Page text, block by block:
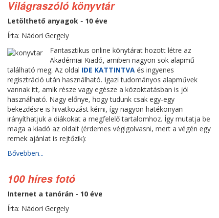
Világraszóló könyvtár
Letölthető anyagok - 10 éve
Írta: Nádori Gergely
Fantasztikus online könytárat hozott létre az
Akadémiai Kiadó, amiben nagyon sok alapmű
található meg. Az oldal IDE KATTINTVA és ingyenes
regisztráció után használható. Igazi tudományos alapművek
vannak itt, amik része vagy egésze a közoktatásban is jól
használható. Nagy előnye, hogy tudunk csak egy-egy
bekezdésre is hivatkozást kérni, így nagyon hatékonyan
irányíthatjuk a diákokat a megfelelő tartalomhoz. Így mutatja be
maga a kiadó az oldalt (érdemes végigolvasni, mert a végén egy
remek ajánlat is rejtőzik):
Bővebben...
100 híres fotó
Internet a tanórán - 10 éve
Írta: Nádori Gergely